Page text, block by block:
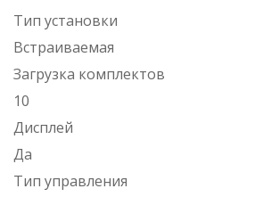
Тип установки
Встраиваемая
Загрузка комплектов
10
Дисплей
Да
Тип управления